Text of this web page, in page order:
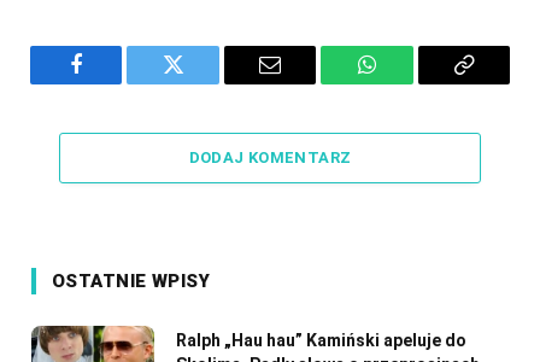
Facebook Twitter Email WhatsAppCopy
DODAJ KOMENTARZ
OSTATNIE WPISY
Ralph „Hau hau” Kamiński apeluje do